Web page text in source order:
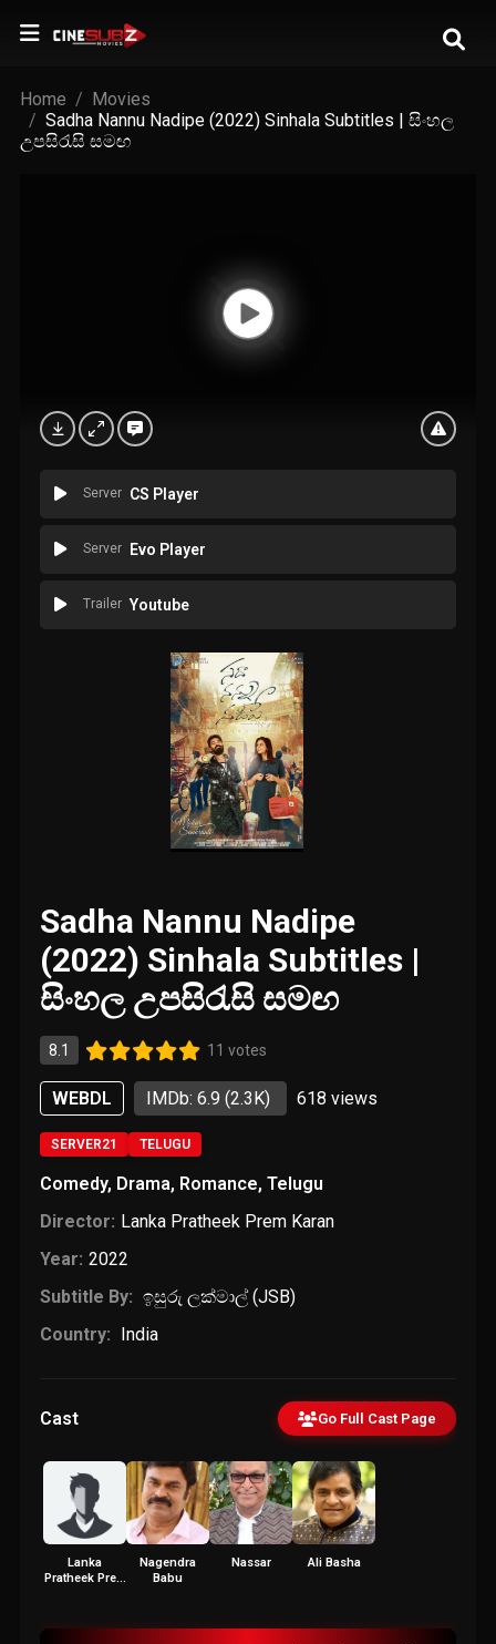
Home
Movies
Sadha Nannu Nadipe (2022) Sinhala Subtitles | සිංහල
උපසිරැසි සමඟ
Server CS Player
Server Evo Player
Trailer Youtube
Sadha Nannu Nadipe
(2022) Sinhala Subtitles |
සිංහල උපසිරැසි සමඟ
8.1 11 votes
WEBDL IMDb: 6.9 (2.3K) 618 views
SERVER21 TELUGU
Comedy, Drama, Romance,Telugu
Director: Lanka Pratheek Prem Karan
Year: 2022
Subtitle By: ඉසුරු ලක්මාල් (JSB)
Country:
India
Cast Go Full Cast Page
Lanka
Pratheek Prem
Nagendra
Babu
Nassar Ali Basha